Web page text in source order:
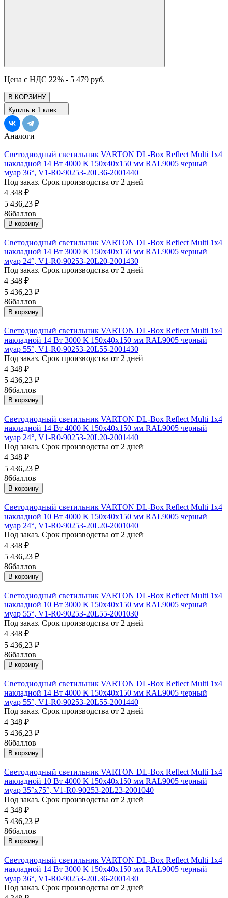
Цена с НДС 22% - 5 479 руб.
В КОРЗИНУ
Купить в 1 клик
Аналоги
Светодиодный светильник VARTON DL-Box Reflect Multi 1x4
накладной 14 Вт 4000 К 150х40х150 мм RAL9005 черный
муар 36°, V1-R0-90253-20L36-2001440
Под заказ. Срок производства от 2 дней
4 348 ₽
5 436,23 ₽
86баллов
В корзину
Светодиодный светильник VARTON DL-Box Reflect Multi 1x4
накладной 14 Вт 3000 К 150х40х150 мм RAL9005 черный
муар 24°, V1-R0-90253-20L20-2001430
Под заказ. Срок производства от 2 дней
4 348 ₽
5 436,23 ₽
86баллов
В корзину
Светодиодный светильник VARTON DL-Box Reflect Multi 1x4
накладной 14 Вт 3000 К 150х40х150 мм RAL9005 черный
муар 55°, V1-R0-90253-20L55-2001430
Под заказ. Срок производства от 2 дней
4 348 ₽
5 436,23 ₽
86баллов
В корзину
Светодиодный светильник VARTON DL-Box Reflect Multi 1x4
накладной 14 Вт 4000 К 150х40х150 мм RAL9005 черный
муар 24°, V1-R0-90253-20L20-2001440
Под заказ. Срок производства от 2 дней
4 348 ₽
5 436,23 ₽
86баллов
В корзину
Светодиодный светильник VARTON DL-Box Reflect Multi 1x4
накладной 10 Вт 4000 К 150х40х150 мм RAL9005 черный
муар 24°, V1-R0-90253-20L20-2001040
Под заказ. Срок производства от 2 дней
4 348 ₽
5 436,23 ₽
86баллов
В корзину
Светодиодный светильник VARTON DL-Box Reflect Multi 1x4
накладной 10 Вт 3000 К 150х40х150 мм RAL9005 черный
муар 55°, V1-R0-90253-20L55-2001030
Под заказ. Срок производства от 2 дней
4 348 ₽
5 436,23 ₽
86баллов
В корзину
Светодиодный светильник VARTON DL-Box Reflect Multi 1x4
накладной 14 Вт 4000 К 150х40х150 мм RAL9005 черный
муар 55°, V1-R0-90253-20L55-2001440
Под заказ. Срок производства от 2 дней
4 348 ₽
5 436,23 ₽
86баллов
В корзину
Светодиодный светильник VARTON DL-Box Reflect Multi 1x4
накладной 10 Вт 4000 К 150х40х150 мм RAL9005 черный
муар 35°x75°, V1-R0-90253-20L23-2001040
Под заказ. Срок производства от 2 дней
4 348 ₽
5 436,23 ₽
86баллов
В корзину
Светодиодный светильник VARTON DL-Box Reflect Multi 1x4
накладной 14 Вт 3000 К 150х40х150 мм RAL9005 черный
муар 36°, V1-R0-90253-20L36-2001430
Под заказ. Срок производства от 2 дней